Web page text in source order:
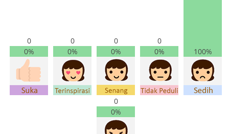
0
0%
0
0%
0
0%
0
0%
100%
0
0%